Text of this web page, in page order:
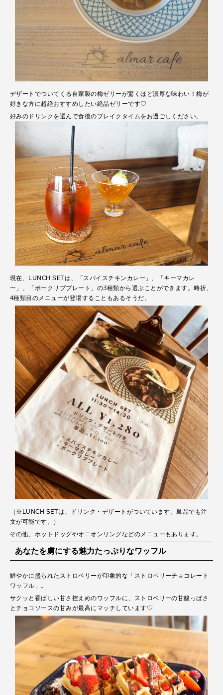
デザートでついてくる自家製の梅ゼリーが驚くほど濃厚な味わい！梅が
好きな方に超絶おすすめしたい絶品ゼリーです♡
好みのドリンクを選んで食後のブレイクタイムをお過ごしください。
現在、LUNCH SETは、「スパイスチキンカレー」、「キーマカレ
ー」、「ポークリブプレート」の3種類から選ぶことができます。時折、
4種類目のメニューが登場することもあるそうだ。
（※LUNCH SETは、ドリンク・デザートがついています。単品でも注
文が可能です。）
その他、ホットドッグやオニオンリングなどのメニューもあります。
あなたを虜にする魅力たっぷりなワッフル
鮮やかに盛られたストロベリーが印象的な「ストロベリーチョコレート
ワッフル」。
サクッと香ばしい甘さ控えめのワッフルに、ストロベリーの甘酸っぱさ
とチョコソースの甘みが最高にマッチしています♡